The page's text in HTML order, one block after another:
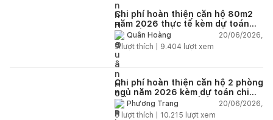
Chi phí hoàn thiện căn hộ 80m2
năm 2026 thực tế kèm dự toán
chi tiết từng hạng mục
Quân Hoàng
20/06/2026,
9lượt thích | 9.404 lượt xem
Chi phí hoàn thiện căn hộ 2 phòng
ngủ năm 2026 kèm dự toán chi
tiết và ví dụ thực tế
Phương Trang
20/06/2026,
5 lượt thích | 10.215 lượt xem